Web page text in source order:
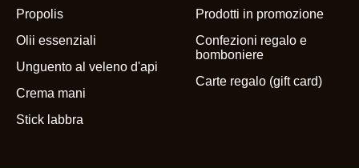
Propolis
Olii essenziali
Unguento al veleno d'api
Crema mani
Stick labbra
Prodotti in promozione
Confezioni regalo e
bomboniere
Carte regalo (gift card)